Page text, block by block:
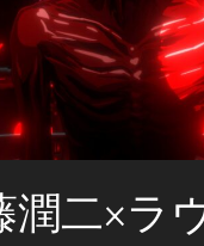
潤二×ラ